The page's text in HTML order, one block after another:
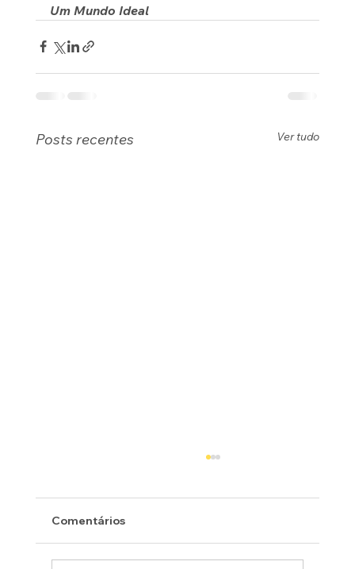
Um Mundo Ideal
Posts recentes Ver tudo
Comentários